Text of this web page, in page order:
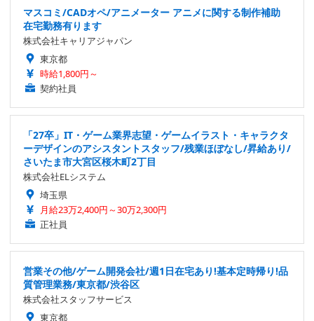
マスコミ/CADオペ/アニメーター アニメに関する制作補助
在宅勤務有ります
株式会社キャリアジャパン
東京都
時給1,800円～
契約社員
「27卒」IT・ゲーム業界志望・ゲームイラスト・キャラクタ
ーデザインのアシスタントスタッフ/残業ほぼなし/昇給あり/
さいたま市大宮区桜木町2丁目
株式会社ELシステム
埼玉県
月給23万2,400円～30万2,300円
正社員
営業その他/ゲーム開発会社/週1日在宅あり!基本定時帰り!品
質管理業務/東京都/渋谷区
株式会社スタッフサービス
東京都